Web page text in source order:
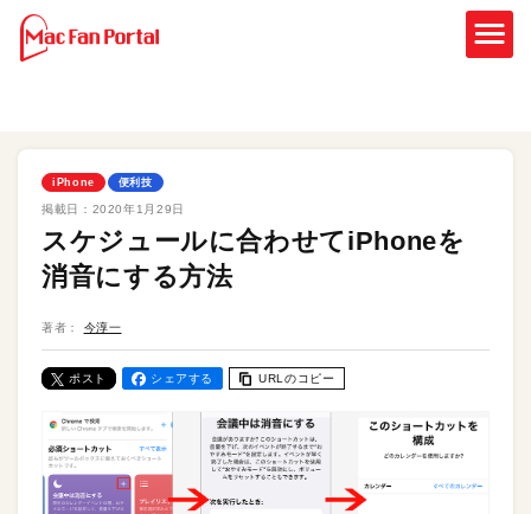
iPhone 便利技
掲載日： 2020年1月29日
スケジュールに合わせてiPhoneを
消音にする方法
著者： 今淳一
ポスト シェアする URLのコピー